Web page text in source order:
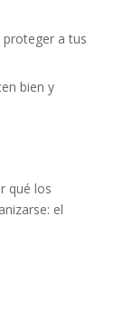
a tus
bien y
qué los
el